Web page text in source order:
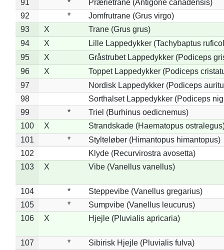
91 *
Prærietrane (Antigone canadensis)
92
*
Jomfrutrane (Grus virgo)
93
X
Trane (Grus grus)
94
X
Lille Lappedykker (Tachybaptus
95
X
Gråstrubet Lappedykker (Podiceps
96
X
Toppet Lappedykker (Podiceps
97
Nordisk Lappedykker (Podiceps
98
Sorthalset Lappedykker (Podiceps
99
*
Triel (Burhinus oedicnemus)
100
X
Strandskade (Haematopus
101
*
Stylteløber (Himantopus himantopus)
102
Klyde (Recurvirostra avosetta)
103
X Vibe (Vanellus vanellus)
104 *
Steppevibe (Vanellus gregarius)
105
*
Sumpvibe (Vanellus leucurus)
106
X Hjejle (Pluvialis apricaria)
107 *
Sibirisk Hjejle (Pluvialis fulva)